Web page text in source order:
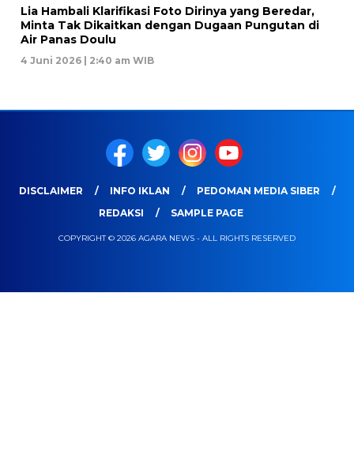
Lia Hambali Klarifikasi Foto Dirinya yang Beredar,
Minta Tak Dikaitkan dengan Dugaan Pungutan di
Air Panas Doulu
4 Juni 2026 | 2:40 am WIB
DISCLAIMER INFO IKLAN
PEDOMAN MEDIA SIBER
REDAKSI
SAMPLE PAGE
COPYRIGHT © 2026 AGARA NEWS - ALL RIGHTS RESERVED